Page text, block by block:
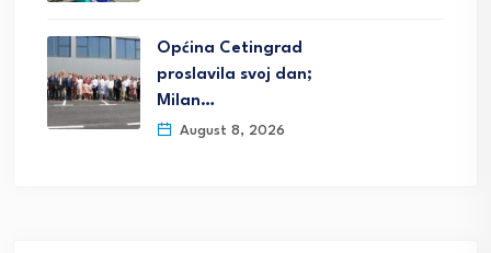
Općina Cetingrad
proslavila svoj dan;
Milan…
August 8, 2026